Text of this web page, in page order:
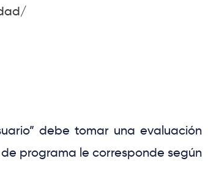
debe tomar una evaluación
programa le corresponde según